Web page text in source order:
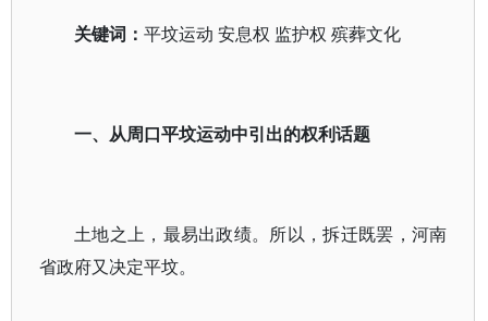
关键词： 平坟运动 安息权 监护权 殡葬文化
一、从周口平坟运动中引出的权利话题
土地之上，最易出政绩。所以，拆迁既罢，河南
省政府又决定平坟。